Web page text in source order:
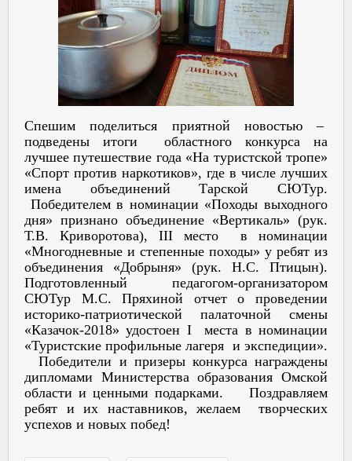
Спешим поделиться приятной новостью –
подведены итоги областного конкурса на
лучшее путешествие года «На туристской тропе»
«Спорт против наркотиков», где в числе лучших
имена объединений Тарской СЮТур.
Победителем в номинации «Походы выходного
дня» признано объединение «Вертикаль» (рук.
Т.В. Криворотова), III место в номинации
«Многодневные и степенные походы» у ребят из
объединения «Добрыня» (рук. Н.С. Птицын).
Подготовленный педагогом-организатором
СЮТур М.С. Пряхиной отчет о проведении
историко-патриотической палаточной смены
«Казачок-2018» удостоен I места в номинации
«Туристские профильные лагеря и экспедиции».
Победители и призеры конкурса награждены
дипломами Министерства образования Омской
области и ценными подарками. Поздравляем
ребят и их наставников, желаем творческих
успехов и новых побед!